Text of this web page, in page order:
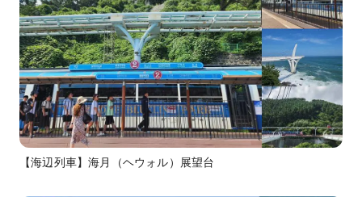
【海辺列車】海月（ヘウォル）展望台